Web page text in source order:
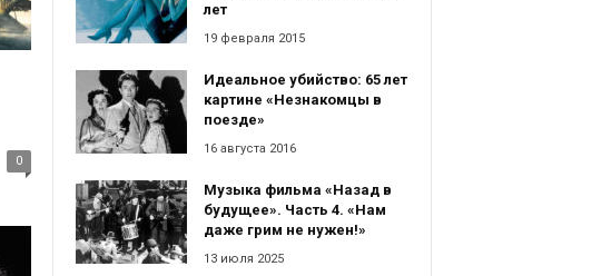
0
лет
19 февраля 2015
Идеальное убийство: 65 лет
картине «Незнакомцы в
поезде»
16 августа 2016
Музыка фильма «Назад в
будущее». Часть 4. «Нам
даже грим не нужен!»
13 июля 2025